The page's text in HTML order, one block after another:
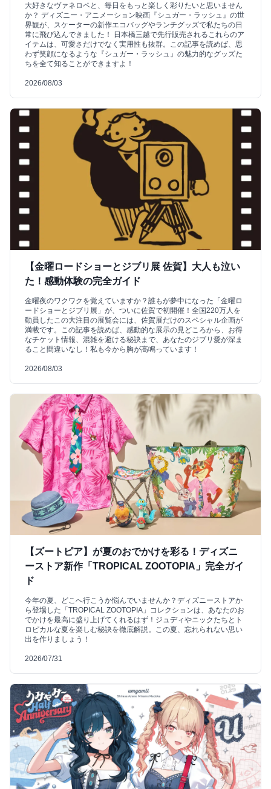
大好きなヴァネロペと、毎日をもっと楽しく彩りたいと思いません
か？ ディズニー・アニメーション映画『シュガー・ラッシュ』の世
界観が、スケーターの新作エコバッグやランチグッズで私たちの日
常に飛び込んできました！ 日本橋三越で先行販売されるこれらのア
イテムは、可愛さだけでなく実用性も抜群。この記事を読めば、思
わず笑顔になるような『シュガー・ラッシュ』の魅力的なグッズた
ちを全て知ることができますよ！
2026/08/03
【金曜ロードショーとジブリ展 佐賀】大人も泣い
た！感動体験の完全ガイド
金曜夜のワクワクを覚えていますか？誰もが夢中になった「金曜ロ
ードショーとジブリ展」が、ついに佐賀で初開催！全国220万人を
動員したこの大注目の展覧会には、佐賀展だけのスペシャル企画が
満載です。この記事を読めば、感動的な展示の見どころから、お得
なチケット情報、混雑を避ける秘訣まで、あなたのジブリ愛が深ま
ること間違いなし！私も今から胸が高鳴っています！
2026/08/03
【ズートピア】が夏のおでかけを彩る！ディズニ
ーストア新作「TROPICAL ZOOTOPIA」完全ガイ
ド
今年の夏、どこへ行こうか悩んでいませんか？ディズニーストアか
ら登場した「TROPICAL ZOOTOPIA」コレクションは、あなたのお
でかけを最高に盛り上げてくれるはず！ジュディやニックたちとト
ロピカルな夏を楽しむ秘訣を徹底解説。この夏、忘れられない思い
出を作りましょう！
2026/07/31